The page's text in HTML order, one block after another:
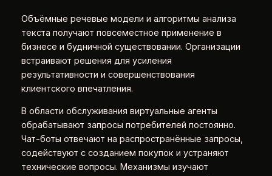
Объёмные речевые модели и алгоритмы анализа
текста получают повсеместное применение в
бизнесе и будничной существовании. Организации
встраивают решения для усиления
результативности и совершенствования
клиентского впечатления.
В области обслуживания виртуальные агенты
обрабатывают запросы потребителей постоянно.
Чат-боты отвечают на распространённые запросы,
содействуют с созданием покупок и устраняют
технические вопросы. Механизмы изучают